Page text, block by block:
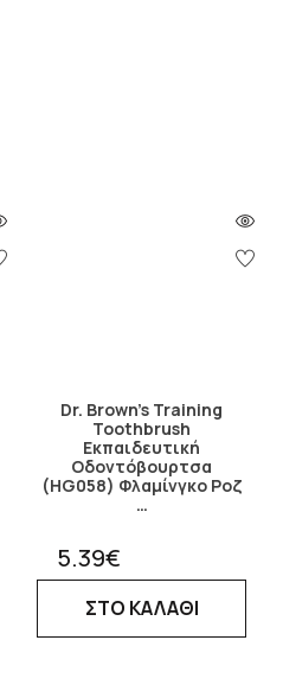
Dr. Brown's Training
Toothbrush
Εκπαιδευτική
Οδοντόβουρτσα
(HG058) Φλαμίνγκο Ροζ
…
5.39€
ΣΤΟ ΚΑΛΑΘΙ